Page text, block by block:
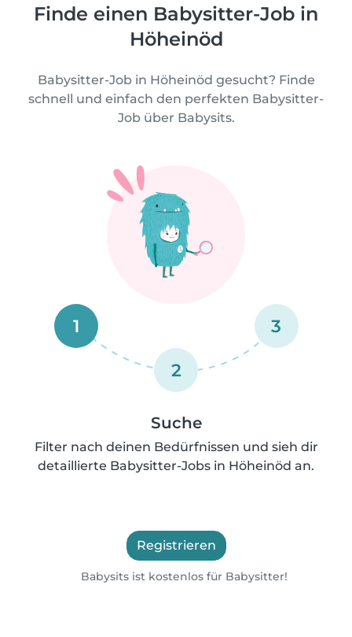
Finde einen Babysitter-Job in
Höheinöd
Babysitter-Job in Höheinöd gesucht? Finde
schnell und einfach den perfekten Babysitter-
Job über Babysits.
1
2
3
Suche
Filter nach deinen Bedürfnissen und sieh dir
detaillierte Babysitter-Jobs in Höheinöd an.
Registrieren
Babysits ist kostenlos für Babysitter!